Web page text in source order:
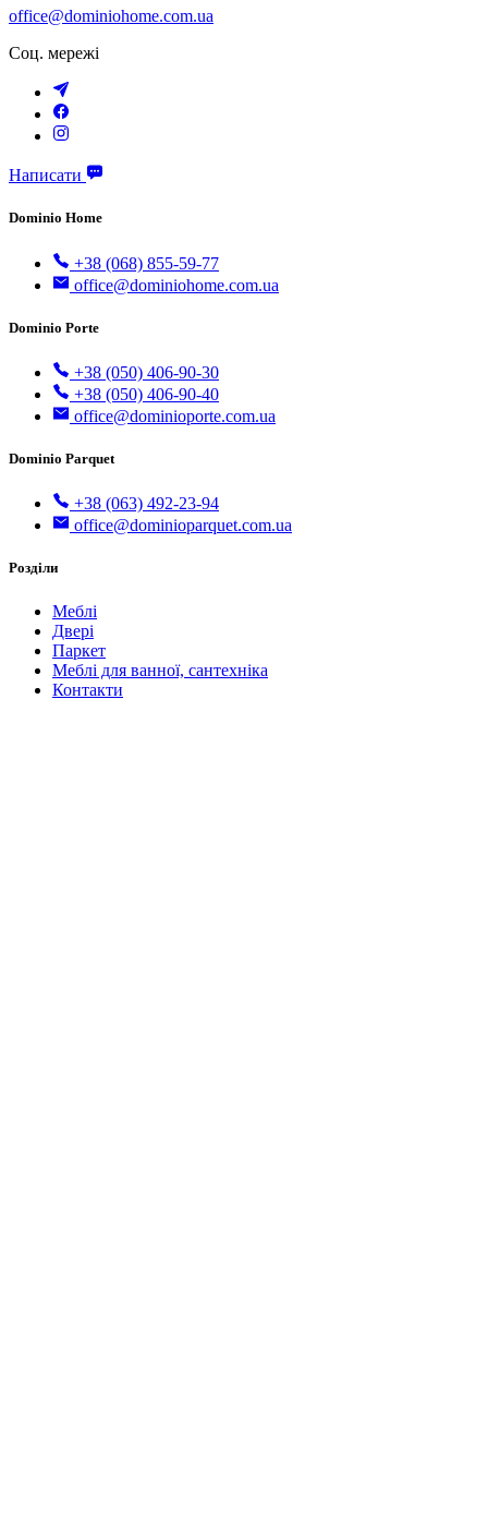
office@dominiohome.com.ua
Соц. мережі
Написати
Dominio Home
+38 (068) 855-59-77
office@dominiohome.com.ua
Dominio Porte
+38 (050) 406-90-30
+38 (050) 406-90-40
office@dominioporte.com.ua
Dominio Parquet
+38 (063) 492-23-94
office@dominioparquet.com.ua
Розділи
Меблі
Двері
Паркет
Меблі для ванної, сантехніка
Контакти